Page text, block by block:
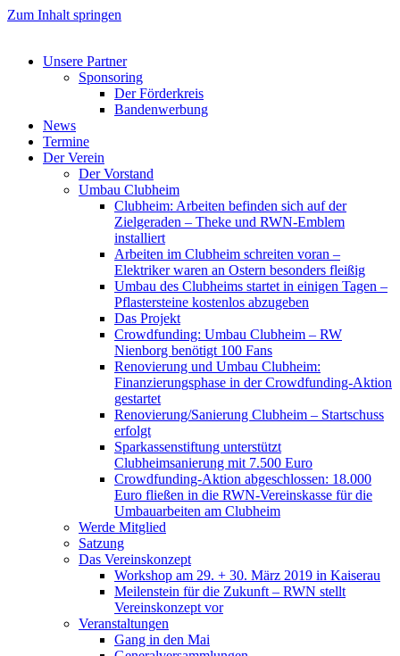
Zum Inhalt springen
Unsere Partner
Sponsoring
Der Förderkreis
Bandenwerbung
News
Termine
Der Verein
Der Vorstand
Umbau Clubheim
Clubheim: Arbeiten befinden sich auf der
Zielgeraden – Theke und RWN-Emblem
installiert
Arbeiten im Clubheim schreiten voran –
Elektriker waren an Ostern besonders fleißig
Umbau des Clubheims startet in einigen Tagen –
Pflastersteine kostenlos abzugeben
Das Projekt
Crowdfunding: Umbau Clubheim – RW
Nienborg benötigt 100 Fans
Renovierung und Umbau Clubheim:
Finanzierungsphase in der Crowdfunding-Aktion
gestartet
Renovierung/Sanierung Clubheim – Startschuss
erfolgt
Sparkassenstiftung unterstützt
Clubheimsanierung mit 7.500 Euro
Crowdfunding-Aktion abgeschlossen: 18.000
Euro fließen in die RWN-Vereinskasse für die
Umbauarbeiten am Clubheim
Werde Mitglied
Satzung
Das Vereinskonzept
Workshop am 29. + 30. März 2019 in Kaiserau
Meilenstein für die Zukunft – RWN stellt
Vereinskonzept vor
Veranstaltungen
Gang in den Mai